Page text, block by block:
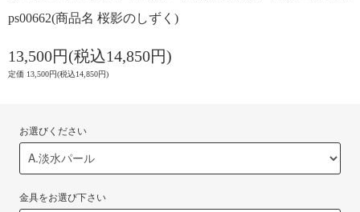
ps00662(商品名 桜影のしずく)
13,500円(税込14,850円)
定価 13,500円(税込14,850円)
お選びください
金具をお選び下さい